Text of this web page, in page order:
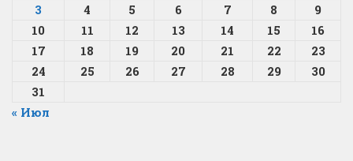
3
4 5 6 7 8
9
10
11 12 13 14 15
16
17
18 19 20 21 22
23
24
25 26 27 28 29
30
31
« Июл